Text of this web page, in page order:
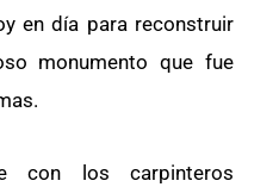
en día para reconstruir
monumento que fue
con los carpinteros